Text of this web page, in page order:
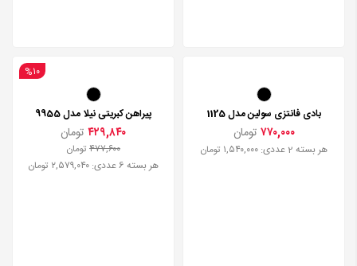
بادی فانتزی سولین مدل 1125
۷۷۰,۰۰۰ تومان
هر بسته 2 عددی: ۱,۵۴۰,۰۰۰ تومان
%۱۰
پیراهن کبریتی نیلا مدل 9955
۴۲۹,۸۴۰ تومان
۴۷۷,۶۰۰ تومان
هر بسته 6 عددی: ۲,۵۷۹,۰۴۰ تومان